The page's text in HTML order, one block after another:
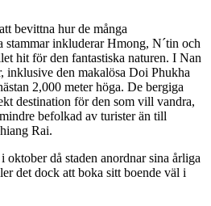
bevittna hur de många
stammar inkluderar Hmong, N´tin och
hit för den fantastiska naturen. I Nan
inklusive den makalösa Doi Phukha
2,000 meter höga. De bergiga
destination för den som vill vandra,
befolkad av turister än till
Rai.
oktober då staden anordnar sina årliga
det dock att boka sitt boende väl i